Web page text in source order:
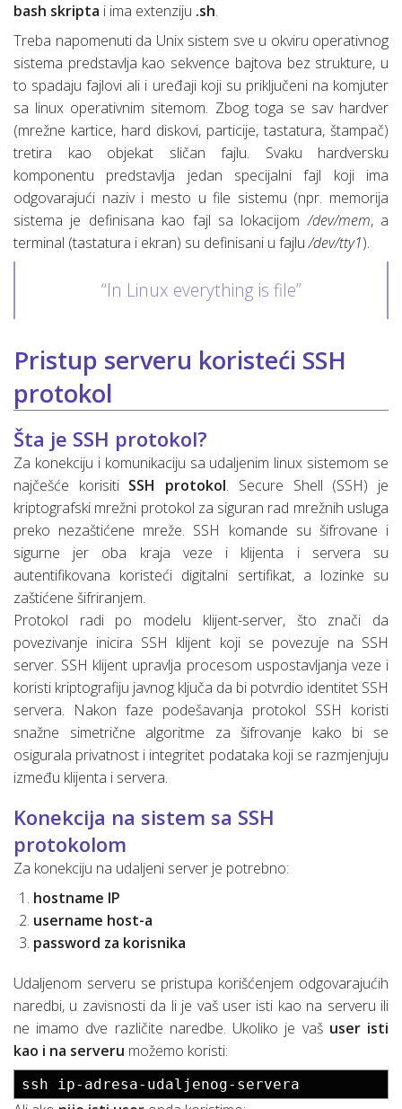
bash skripta i ima extenziju .sh.
Treba napomenuti da Unix sistem sve u okviru operativnog
sistema predstavlja kao sekvence bajtova bez strukture, u
to spadaju fajlovi ali i uređaji koji su priključeni na komjuter
sa linux operativnim sitemom. Zbog toga se sav hardver
(mrežne kartice, hard diskovi, particije, tastatura, štampač)
tretira kao objekat sličan fajlu. Svaku hardversku
komponentu predstavlja jedan specijalni fajl koji ima
odgovarajući naziv i mesto u file sistemu (npr. memorija
sistema je definisana kao fajl sa lokacijom/dev/mem, a
terminal (tastatura i ekran) su definisani u fajlu/dev/tty1).
“In Linux everything is file”
Pristup serveru koristeći SSH
protokol
Šta je SSH protokol?
Za konekciju i komunikaciju sa udaljenim linux sistemom se
najčešće korisiti SSH protokol. Secure Shell (SSH) je
kriptografski mrežni protokol za siguran rad mrežnih usluga
preko nezaštićene mreže. SSH komande su šifrovane i
sigurne jer oba kraja veze i klijenta i servera su
autentifikovana koristeći digitalni sertifikat, a lozinke su
zaštićene šifriranjem.
Protokol radi po modelu klijent-server, što znači da
povezivanje inicira SSH klijent koji se povezuje na SSH
server. SSH klijent upravlja procesom uspostavljanja veze i
koristi kriptografiju javnog ključa da bi potvrdio identitet SSH
servera. Nakon faze podešavanja protokol SSH koristi
snažne simetrične algoritme za šifrovanje kako bi se
osigurala privatnost i integritet podataka koji se razmjenjuju
između klijenta i servera.
Konekcija na sistem sa SSH
protokolom
Za konekciju na udaljeni server je potrebno:
hostname IP
username host-a
password za korisnika
Udaljenom serveru se pristupa korišćenjem odgovarajućih
naredbi, u zavisnosti da li je vaš user isti kao na serveru ili
ne imamo dve različite naredbe. Ukoliko je vaš user isti
kao i na serveru možemo koristi:
ssh ip-adresa-udaljenog-servera